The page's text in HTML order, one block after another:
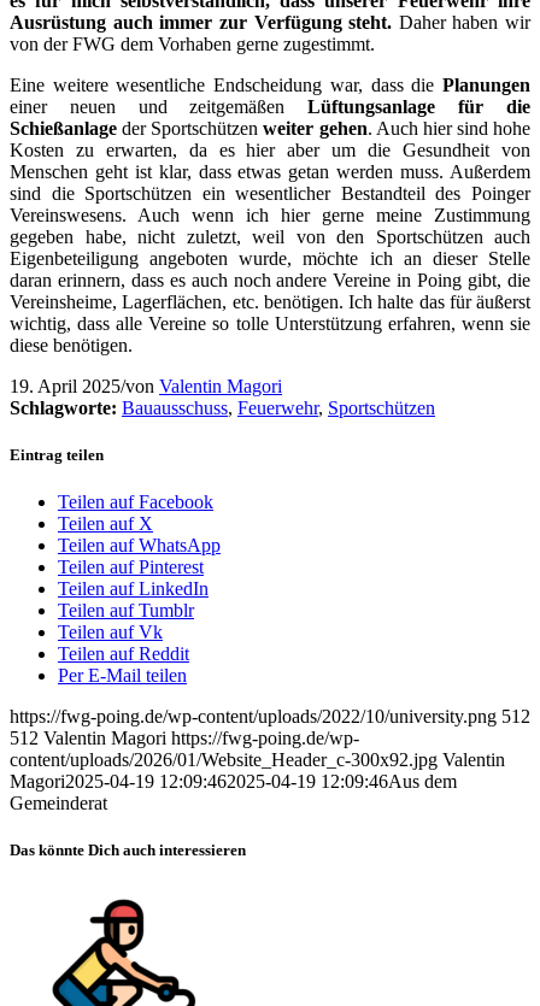
Ausrüstung auch immer zur Verfügung steht. Daher haben wir
von der FWG dem Vorhaben gerne zugestimmt.
Eine weitere wesentliche Endscheidung war, dass die Planungen
einer neuen und zeitgemäßenLüftungsanlage
für die
Schießanlage der Sportschützenweiter gehen. Auch hier sind hohe
Kosten zu erwarten, da es hier aber um die Gesundheit von
Menschen geht ist klar, dass etwas getan werden muss. Außerdem
sind die Sportschützen ein wesentlicher Bestandteil des Poinger
Vereinswesens. Auch wenn ich hier gerne meine Zustimmung
gegeben habe, nicht zuletzt, weil von den Sportschützen auch
Eigenbeteiligung angeboten wurde, möchte ich an dieser Stelle
daran erinnern, dass es auch noch andere Vereine in Poing gibt, die
Vereinsheime, Lagerflächen, etc. benötigen. Ich halte das für äußerst
wichtig, dass alle Vereine so tolle Unterstützung erfahren, wenn sie
diese benötigen.
19. April 2025/von Valentin Magori
Schlagworte: Bauausschuss, Feuerwehr, Sportschützen
Eintrag teilen
Teilen auf Facebook
Teilen auf X
Teilen auf WhatsApp
Teilen auf Pinterest
Teilen auf LinkedIn
Teilen auf Tumblr
Teilen auf Vk
Teilen auf Reddit
Per E-Mail teilen
https://fwg-poing.de/wp-content/uploads/2022/10/university.png 512
512 Valentin Magori https://fwg-poing.de/wp-
content/uploads/2026/01/Website_Header_c-300x92.jpg Valentin
Magori2025-04-19 12:09:462025-04-19 12:09:46Aus dem
Gemeinderat
Das könnte Dich auch interessieren